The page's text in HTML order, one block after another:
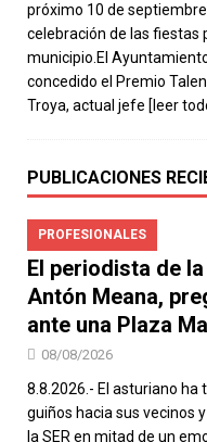
próximo 10 de
celebración de las fiestas
municipio.El
concedido el Premio
Troya, actual jefe [leer
PUBLICACIONES
PROFESIONALES
El periodista de la
Antón Meana,
ante una Plaza
08/08/2026
8.8.2026.- El asturiano ha
guiños hacia sus vecinos
la SER en mitad de un